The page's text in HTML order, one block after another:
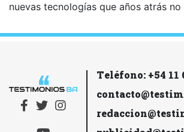
nuevas tecnologías que años atrás no
Teléfono: +54 11